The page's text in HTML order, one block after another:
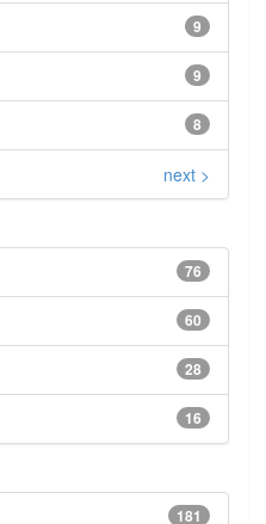
9
9
8
next >
76
60
28
16
181